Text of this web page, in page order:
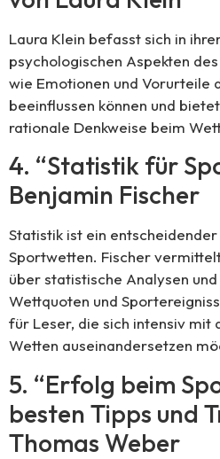
Laura Klein befasst sich in
psychologischen Aspekten
wie Emotionen und Vorurteile
beeinflussen können und
rationale Denkweise beim
4. “Statistik für
Benjamin Fischer
Statistik ist ein
Sportwetten. Fischer
über statistische Analysen
Wettquoten und
für Leser, die sich intensiv mit
Wetten auseinandersetzen
5. “Erfolg beim
besten Tipps und
Thomas Weber